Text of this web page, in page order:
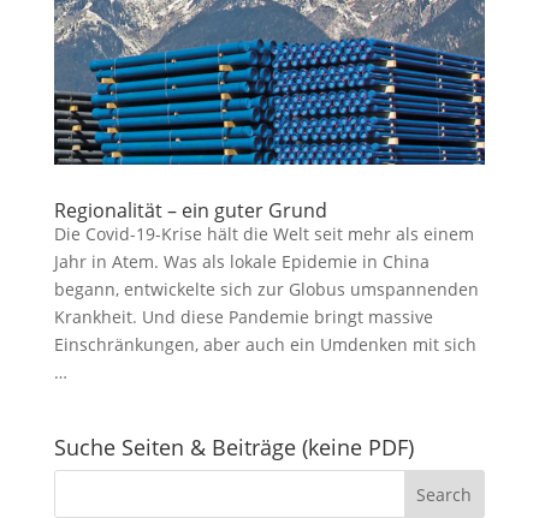
Regionalität – ein guter Grund
Die Covid-19-Krise hält die Welt seit mehr als einem
Jahr in Atem. Was als lokale Epidemie in China
begann, entwickelte sich zur Globus umspannenden
Krankheit. Und diese Pandemie bringt massive
Einschränkungen, aber auch ein Umdenken mit sich
…
Suche Seiten & Beiträge (keine PDF)